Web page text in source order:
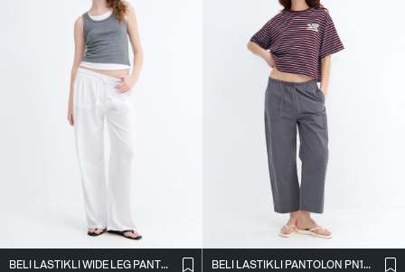
BELI LASTIKLI WIDE LEG PANTOLON PN2622
BELI LASTIKLI PANTOLON PN18178